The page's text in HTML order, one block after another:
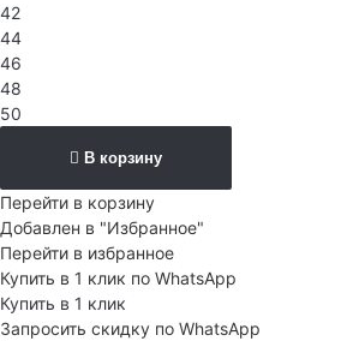
42
44
46
48
50
В корзину
Перейти в корзину
Добавлен в "Избранное"
Перейти в избранное
Купить в 1 клик по WhatsApp
Купить в 1 клик
Запросить скидку по WhatsApp